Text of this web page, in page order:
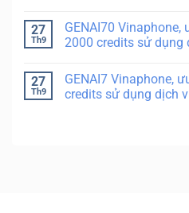
27
Th9
GENAI70 Vinaphone,
2000 credits sử dụng
27
Th9
GENAI7 Vinaphone,
credits sử dụng dịch